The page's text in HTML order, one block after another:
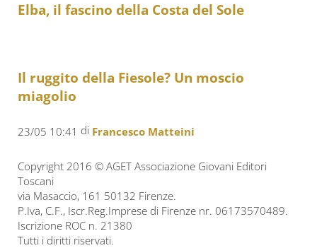
Elba, il fascino della Costa del Sole
Il ruggito della Fiesole? Un moscio
miagolio
23/05 10:41 di Francesco Matteini
Copyright 2016 © AGET Associazione Giovani Editori
Toscani
via Masaccio, 161 50132 Firenze.
P.Iva, C.F., Iscr.Reg.Imprese di Firenze nr. 06173570489.
Iscrizione ROC n. 21380
Tutti i diritti riservati.